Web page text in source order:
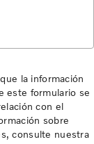
la información
este formulario se
con el
sobre
consulte nuestra